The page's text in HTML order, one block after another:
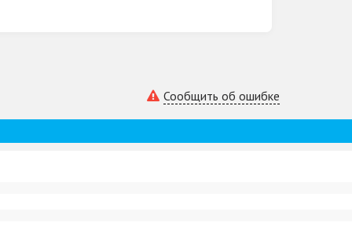
Сообщить об ошибке